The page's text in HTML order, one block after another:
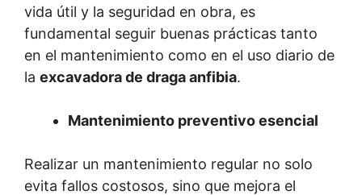
vida útil y la seguridad en obra, es
fundamental seguir buenas prácticas tanto
en el mantenimiento como en el uso diario de
la excavadora de draga anfibia.
Mantenimiento preventivo esencial
Realizar un mantenimiento regular no solo
evita fallos costosos, sino que mejora el